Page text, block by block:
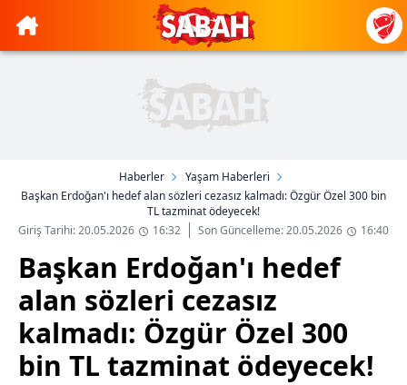
Haberler
Yaşam Haberleri
Başkan Erdoğan'ı hedef alan sözleri cezasız kalmadı: Özgür Özel 300 bin
TL tazminat ödeyecek!
Giriş Tarihi: 20.05.2026
16:32 Son Güncelleme: 20.05.2026 16:40
Başkan Erdoğan'ı hedef
alan sözleri cezasız
kalmadı: Özgür Özel 300
bin TL tazminat ödeyecek!